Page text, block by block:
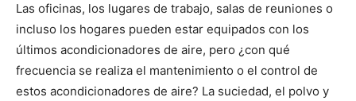
Las oficinas, los lugares de trabajo, salas de reuniones o
incluso los hogares pueden estar equipados con los
últimos acondicionadores de aire, pero ¿con qué
frecuencia se realiza el mantenimiento o el control de
estos acondicionadores de aire? La suciedad, el polvo y